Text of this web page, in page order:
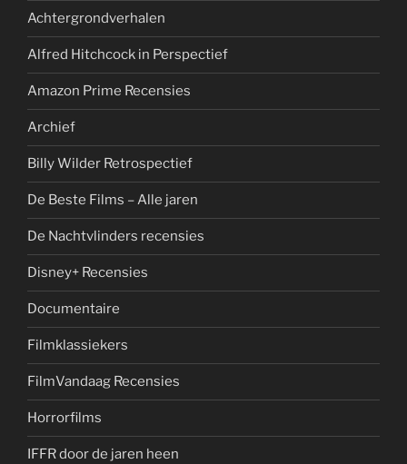
Achtergrondverhalen
Alfred Hitchcock in Perspectief
Amazon Prime Recensies
Archief
Billy Wilder Retrospectief
De Beste Films – Alle jaren
De Nachtvlinders recensies
Disney+ Recensies
Documentaire
Filmklassiekers
FilmVandaag Recensies
Horrorfilms
IFFR door de jaren heen